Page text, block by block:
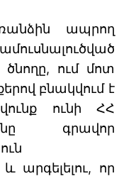
ապրող
ծնողը, ում մոտ
բնակվում է
ունի ՀՀ
գրավոր
և արգելելու, որ